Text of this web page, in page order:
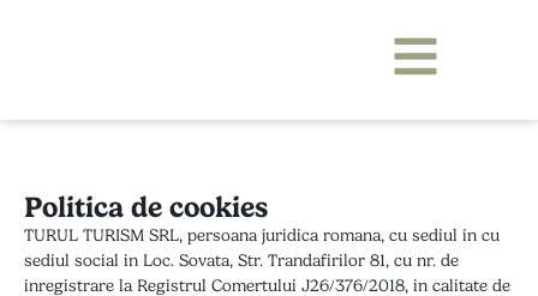
Politica de cookies
TURUL TURISM SRL, persoana juridica romana, cu sediul in cu
sediul social in Loc. Sovata, Str. Trandafirilor 81, cu nr. de
inregistrare la Registrul Comertului J26/376/2018, in calitate de